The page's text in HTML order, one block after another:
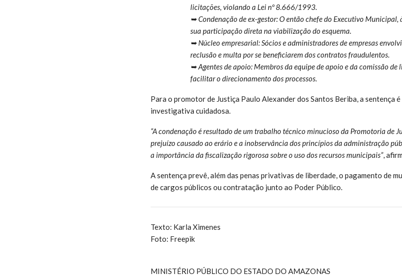
licitações, violando a Lei nº 8.666/1993.
➥ Condenação de ex-gestor: O então chefe do Executivo
sua participação direta na viabilização do esquema.
➥ Núcleo empresarial: Sócios e administradores de empresas
reclusão e multa por se beneficiarem dos contratos fraudulentos.
➥ Agentes de apoio: Membros da equipe de apoio e da comissão
facilitar o direcionamento dos processos.
Para o promotor de Justiça Paulo Alexander dos Santos Beriba, a sentença
investigativa cuidadosa.
“A condenação é resultado de um trabalho técnico minucioso da Promotoria de
prejuízo causado ao erário e a inobservância dos princípios da administração
a importância da fiscalização rigorosa sobre o uso dos recursos municipais”,
A sentença prevê, além das penas privativas de liberdade, o pagamento de
de cargos públicos ou contratação junto ao Poder Público.
Texto: Karla Ximenes
Foto: Freepik
MINISTÉRIO PÚBLICO DO ESTADO DO AMAZONAS